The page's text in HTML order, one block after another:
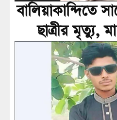
বালিয়াকান্দিতে
ছাত্রীর মৃত্যু,